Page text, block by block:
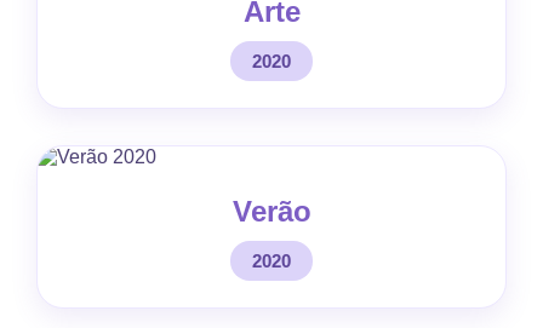
Arte
2020
Verão
2020